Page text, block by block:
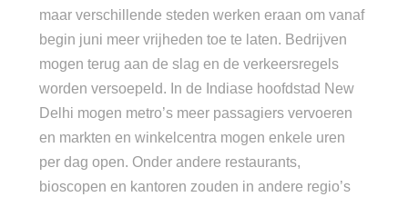
maar verschillende steden werken eraan om vanaf
begin juni meer vrijheden toe te laten. Bedrijven
mogen terug aan de slag en de verkeersregels
worden versoepeld. In de Indiase hoofdstad New
Delhi mogen metro’s meer passagiers vervoeren
en markten en winkelcentra mogen enkele uren
per dag open. Onder andere restaurants,
bioscopen en kantoren zouden in andere regio’s